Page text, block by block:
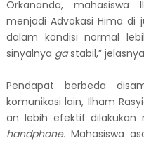
Orkananda, mahasiswa
menjadiAdvokasi Hima di
dalam kondisi normal
sinyalnya gastabil,”
Pendapat berbeda
komunikasi lain, Ilham
an lebih efektif dilakukan
handphone. Mahasiswa